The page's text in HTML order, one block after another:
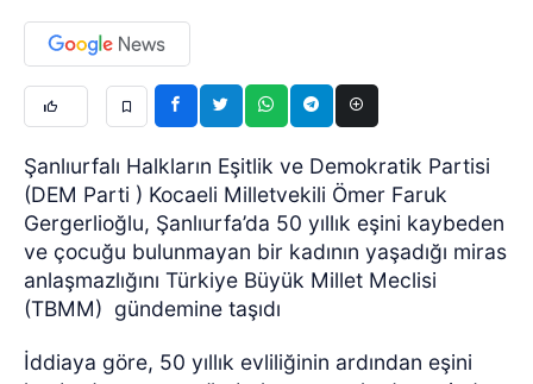
Şanlıurfalı Halkların Eşitlik ve Demokratik Partisi
(DEM Parti ) Kocaeli Milletvekili Ömer Faruk
Gergerlioğlu, Şanlıurfa’da 50 yıllık eşini kaybeden
ve çocuğu bulunmayan bir kadının yaşadığı miras
anlaşmazlığını Türkiye Büyük Millet Meclisi
(TBMM) gündemine taşıdı
İddiaya göre, 50 yıllık evliliğinin ardından eşini